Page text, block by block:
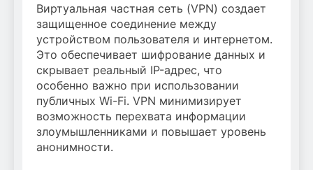
Виртуальная частная сеть (VPN) создает
защищенное соединение между
устройством пользователя и интернетом.
Это обеспечивает шифрование данных и
скрывает реальный IP-адрес, что
особенно важно при использовании
публичных Wi-Fi. VPN минимизирует
возможность перехвата информации
злоумышленниками и повышает уровень
анонимности.